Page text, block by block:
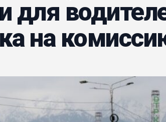
для
на